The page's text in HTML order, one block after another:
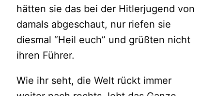
hätten sie das bei der Hitlerjugend von
damals abgeschaut, nur riefen sie
diesmal “Heil euch” und grüßten nicht
ihren Führer.
Wie ihr seht, die Welt rückt immer